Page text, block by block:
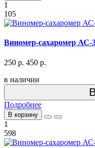
1
105
Виномер-сахаромер АС-
250 р. 450 р.
в наличии
Подробнее
В корзину
1
598